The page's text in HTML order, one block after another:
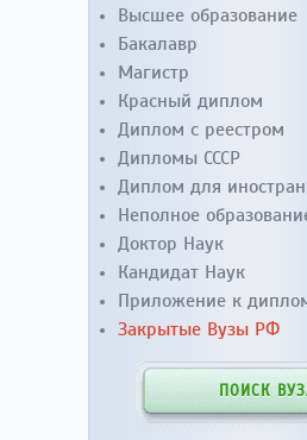
Высшее образование
Бакалавр
Магистр
Красный диплом
Диплом с реестром
Дипломы СССР
Диплом для
Неполное
Доктор Наук
Кандидат Наук
Приложение к
Закрытые Вузы РФ
ПОИСК